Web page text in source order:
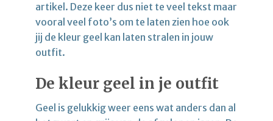
artikel. Deze keer dus niet te veel tekst maar
vooral veel foto’s om te laten zien hoe ook
jij de kleur geel kan laten stralen in jouw
outfit.
De kleur geel in je outfit
Geel is gelukkig weer eens wat anders dan al